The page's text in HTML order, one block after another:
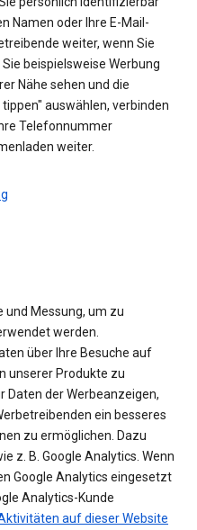
Namen oder Ihre E-Mail-
weiter, wenn Sie
beispielsweise Werbung
Nähe sehen und die
auswählen, verbinden
Telefonnummer
weiter.
und Messung, um zu
werden.
über Ihre Besuche auf
unserer Produkte zu
der Werbeanzeigen,
ein besseres
zu ermöglichen. Dazu
z. B. Google Analytics. Wenn
Google Analytics eingesetzt
Analytics-Kunde
auf dieser Website